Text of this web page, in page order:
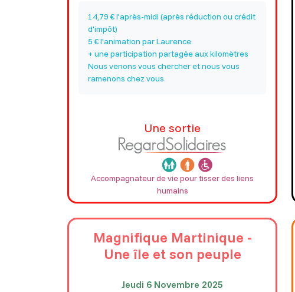
14,79 € l'après-midi (après réduction ou crédit
d'impôt)
5 € l'animation par Laurence
+ une participation partagée aux kilomètres
Nous venons vous chercher et nous vous
ramenons chez vous
Une sortie
Accompagnateur de vie pour tisser des liens
humains
Magnifique Martinique -
Une île et son peuple
Jeudi 6 Novembre 2025